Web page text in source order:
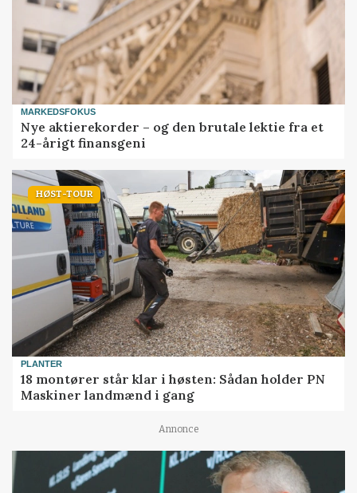
MARKEDSFOKUS
Nye aktierekorder – og den brutale lektie fra et
24-årigt finansgeni
HØST-TOUR
PLANTER
18 montører står klar i høsten: Sådan holder PN
Maskiner landmænd i gang
Annonce